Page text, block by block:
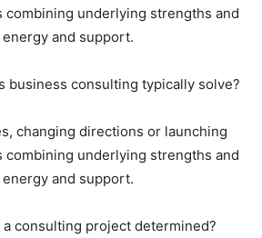
combining underlying strengths and
and support.
business consulting typically solve?
changing directions or launching
combining underlying strengths and
and support.
consulting project determined?